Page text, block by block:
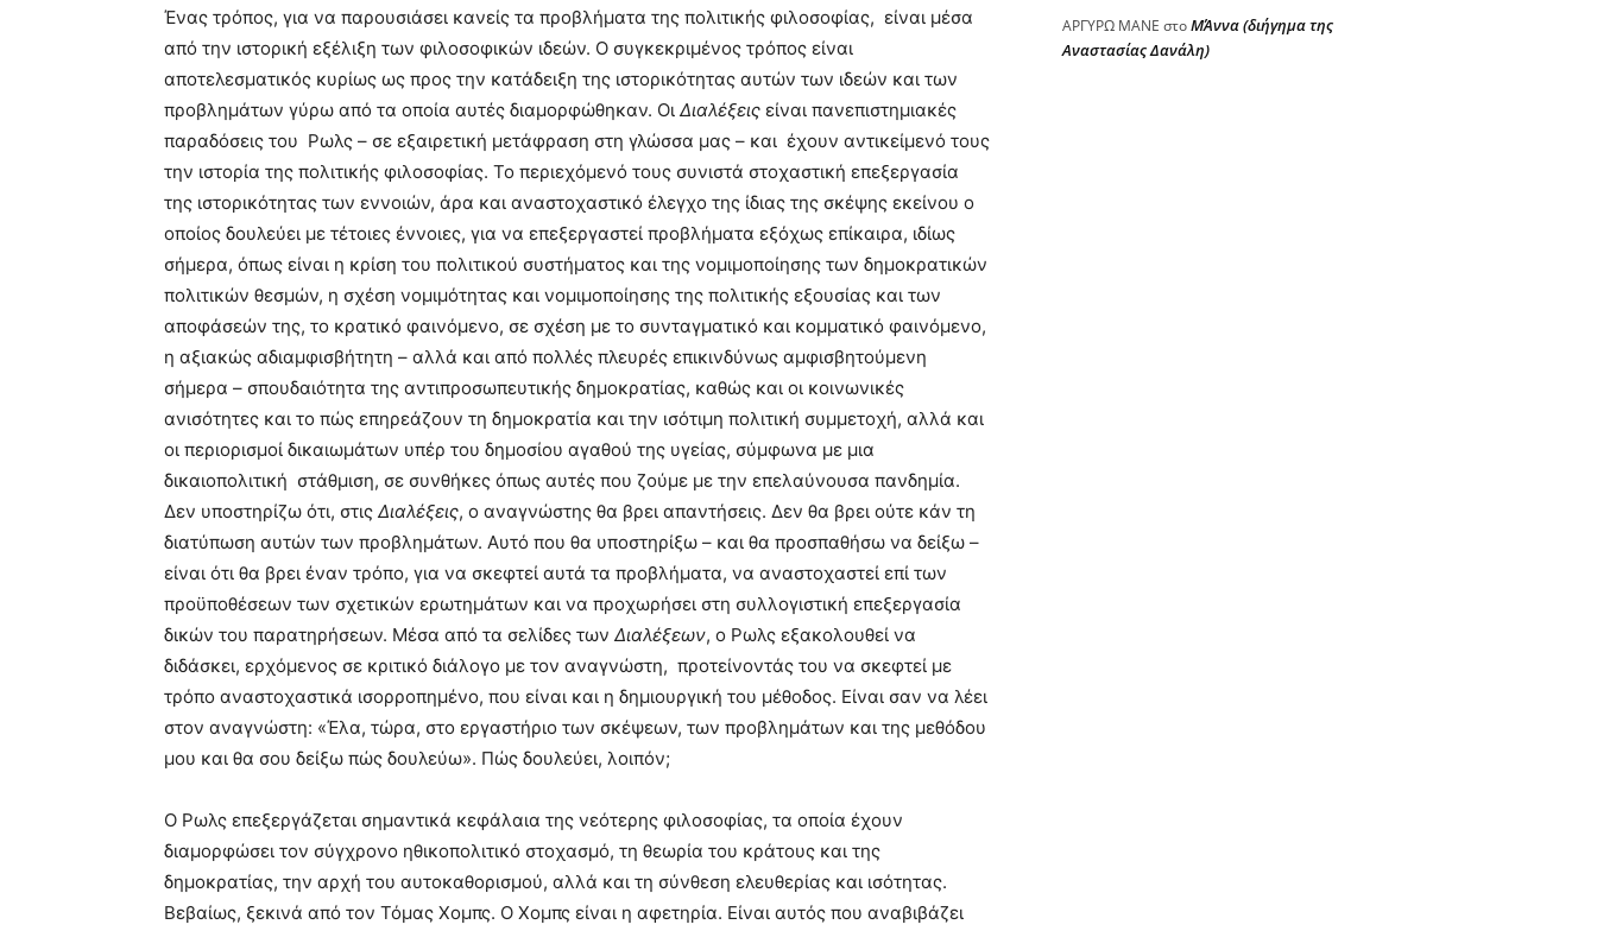
ΤΙΣ
ΤΕΧΝΕΣ
Ένας τρόπος, για να παρουσιάσει κανείς τα προβλήματα της πολιτικής φιλοσοφίας, είναι μέσα
από την ιστορική εξέλιξη των φιλοσοφικών ιδεών. Ο συγκεκριμένος τρόπος είναι
αποτελεσματικός κυρίως ως προς την κατάδειξη της ιστορικότητας αυτών των ιδεών και των
προβλημάτων γύρω από τα οποία αυτές διαμορφώθηκαν. Οι Διαλέξεις είναι πανεπιστημιακές
παραδόσεις του Ρωλς – σε εξαιρετική μετάφραση στη γλώσσα μας – και έχουν αντικείμενό τους
την ιστορία της πολιτικής φιλοσοφίας. Το περιεχόμενό τους συνιστά στοχαστική επεξεργασία
της ιστορικότητας των εννοιών, άρα και αναστοχαστικό έλεγχο της ίδιας της σκέψης εκείνου ο
οποίος δουλεύει με τέτοιες έννοιες, για να επεξεργαστεί προβλήματα εξόχως επίκαιρα, ιδίως
σήμερα, όπως είναι η κρίση του πολιτικού συστήματος και της νομιμοποίησης των δημοκρατικών
πολιτικών θεσμών, η σχέση νομιμότητας και νομιμοποίησης της πολιτικής εξουσίας και των
αποφάσεών της, το κρατικό φαινόμενο, σε σχέση με το συνταγματικό και κομματικό φαινόμενο,
η αξιακώς αδιαμφισβήτητη – αλλά και από πολλές πλευρές επικινδύνως αμφισβητούμενη
σήμερα – σπουδαιότητα της αντιπροσωπευτικής δημοκρατίας, καθώς και οι κοινωνικές
ανισότητες και το πώς επηρεάζουν τη δημοκρατία και την ισότιμη πολιτική συμμετοχή, αλλά και
οι περιορισμοί δικαιωμάτων υπέρ του δημοσίου αγαθού της υγείας, σύμφωνα με μια
δικαιοπολιτική στάθμιση, σε συνθήκες όπως αυτές που ζούμε με την επελαύνουσα πανδημία.
Δεν υποστηρίζω ότι, στις Διαλέξεις, ο αναγνώστης θα βρει απαντήσεις. Δεν θα βρει ούτε κάν τη
διατύπωση αυτών των προβλημάτων. Αυτό που θα υποστηρίξω – και θα προσπαθήσω να δείξω –
είναι ότι θα βρει έναν τρόπο, για να σκεφτεί αυτά τα προβλήματα, να αναστοχαστεί επί των
προϋποθέσεων των σχετικών ερωτημάτων και να προχωρήσει στη συλλογιστική επεξεργασία
δικών του παρατηρήσεων. Μέσα από τα σελίδες των Διαλέξεων, ο Ρωλς εξακολουθεί να
διδάσκει, ερχόμενος σε κριτικό διάλογο με τον αναγνώστη, προτείνοντάς του να σκεφτεί με
τρόπο αναστοχαστικά ισορροπημένο, που είναι και η δημιουργική του μέθοδος. Είναι σαν να λέει
στον αναγνώστη: «Έλα, τώρα, στο εργαστήριο των σκέψεων, των προβλημάτων και της μεθόδου
μου και θα σου δείξω πώς δουλεύω». Πώς δουλεύει, λοιπόν;
Ο Ρωλς επεξεργάζεται σημαντικά κεφάλαια της νεότερης φιλοσοφίας, τα οποία έχουν
διαμορφώσει τον σύγχρονο ηθικοπολιτικό στοχασμό, τη θεωρία του κράτους και της
δημοκρατίας, την αρχή του αυτοκαθορισμού, αλλά και τη σύνθεση ελευθερίας και ισότητας.
Βεβαίως, ξεκινά από τον Τόμας Χομπς. Ο Χομπς είναι η αφετηρία. Είναι αυτός που αναβιβάζει
ΑΡΓΥΡΩ ΜΑΝΕ στοΜΆννα (διήγημα της
Αναστασίας Δανάλη)